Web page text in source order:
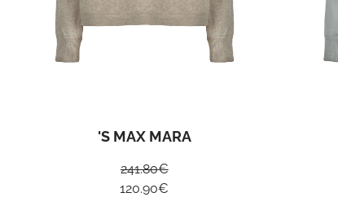
'S MAX MARA
241.80€
120.90€